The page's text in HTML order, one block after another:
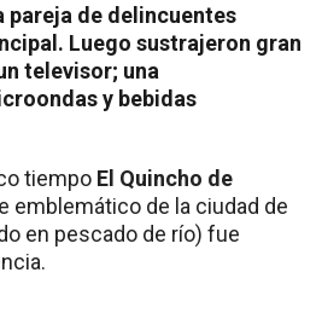
pareja de delincuentes
Luego sustrajeron gran
televisor; una
y bebidas
tiempo El Quincho de
emblemático de la ciudad de
en pescado de río) fue